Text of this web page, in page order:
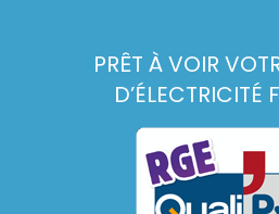
PRÊT À VOIR
D’ÉLECTRICITÉ